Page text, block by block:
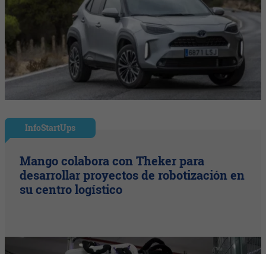
InfoStartUps
Mango colabora con Theker para
desarrollar proyectos de robotización en
su centro logístico